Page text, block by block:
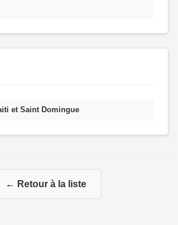
et Saint Domingue
← Retour à la liste